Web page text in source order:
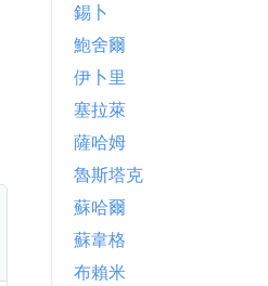
錫卜
鮑舍爾
伊卜里
塞拉萊
薩哈姆
魯斯塔克
蘇哈爾
蘇韋格
布賴米